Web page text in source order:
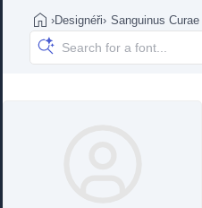
›Designéři› Sanguinus Curae